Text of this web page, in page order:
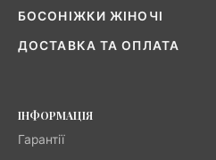
БОСОНІЖКИ ЖІНОЧІ
ДОСТАВКА ТА ОПЛАТА
ІНФОРМАЦІЯ
Гарантії